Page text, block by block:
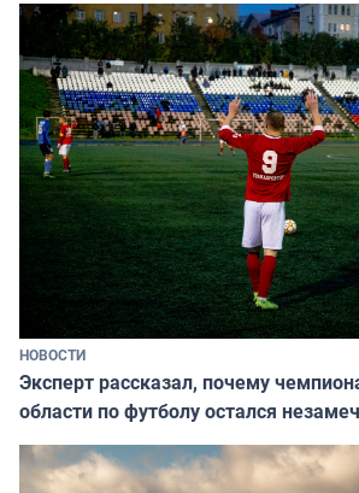
НОВОСТИ
Эксперт рассказал, почему
области по футболу остался